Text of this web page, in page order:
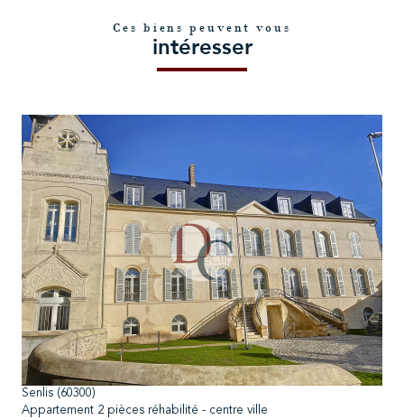
Ces biens peuvent vous
intéresser
voir le bien
Senlis (60300)
Appartement 2 pièces réhabilité - centre ville